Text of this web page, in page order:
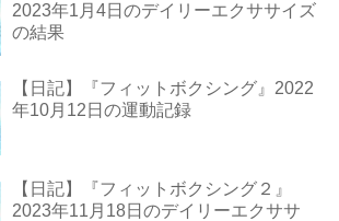
2023年1月4日のデイリーエクササイズ
の結果
【日記】『フィットボクシング』2022
年10月12日の運動記録
【日記】『フィットボクシング２』
2023年11月18日のデイリーエクササ